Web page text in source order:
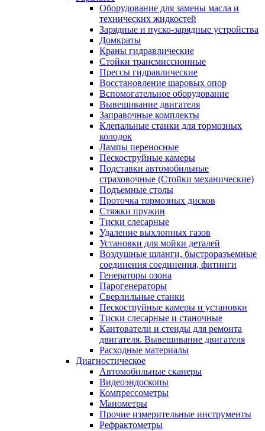
Оборудование для замены масла и
технических жидкостей
Зарядные и пуско-зарядные устройства
Домкраты
Краны гидравлические
Стойки трансмиссионные
Прессы гидравлические
Восстановление шаровых опор
Вспомогательное оборудование
Вывешивание двигателя
Заправочные комплекты
Клепальные станки для тормозных
колодок
Лампы переносные
Пескоструйные камеры
Подставки автомобильные
страховочные (Стойки механические)
Подъемные столы
Проточка тормозных дисков
Стяжки пружин
Тиски слесарные
Удаление выхлопных газов
Установки для мойки деталей
Воздушные шланги, быстроразъемные
соединения соединения, фитинги
Генераторы озона
Парогенераторы
Сверлильные станки
Пескоструйные камеры и установки
Тиски слесарные и станочные
Кантователи и стенды для ремонта
двигателя. Вывешивание двигателя
Расходные материалы
Диагностическое
Автомобильные сканеры
Видеоэндоскопы
Компрессометры
Манометры
Прочие измерительные инструменты
Рефрактометры